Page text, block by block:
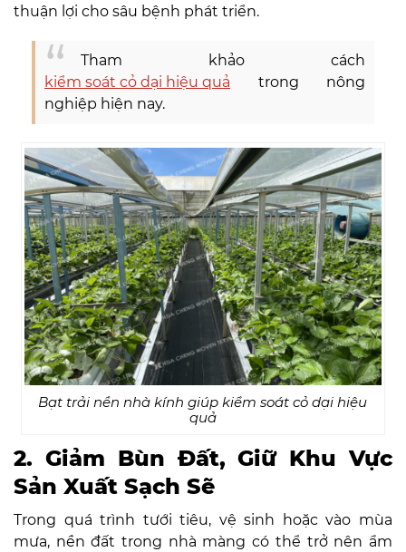
thuận lợi cho sâu bệnh phát triển.
Tham khảo cách
kiểm soát cỏ dại hiệu quả trong nông
nghiệp hiện nay.
Bạt trải nền nhà kính giúp kiểm soát cỏ dại hiệu
quả
2. Giảm Bùn Đất, Giữ Khu Vực
Sản Xuất Sạch Sẽ
Trong quá trình tưới tiêu, vệ sinh hoặc vào mùa
mưa, nền đất trong nhà màng có thể trở nên ẩm